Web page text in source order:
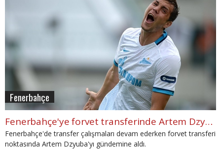
Fenerbahçe
Fenerbahçe'ye forvet transferinde Artem Dzyuba önerisi
Fenerbahçe'de transfer çalışmaları devam ederken forvet transferi
noktasında Artem Dzyuba'yı gündemine aldı.